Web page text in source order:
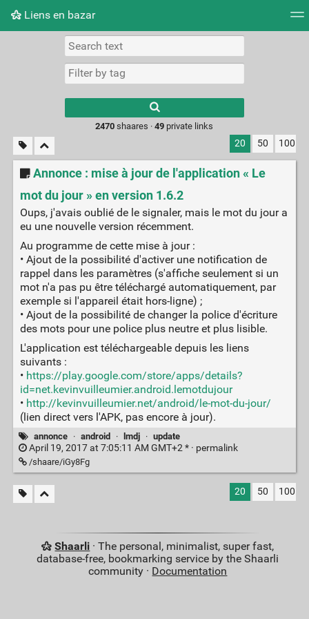
Liens en bazar
Picture wall
2470 shaares ·49 private links
20 50 100
Annonce : mise à jour de l'application « Le
mot du jour » en version 1.6.2
Oups, j'avais oublié de le signaler, mais le mot du jour a
eu une nouvelle version récemment.
Au programme de cette mise à jour :
• Ajout de la possibilité d'activer une notification de
rappel dans les paramètres (s'affiche seulement si un
mot n'a pas pu être téléchargé automatiquement, par
exemple si l'appareil était hors-ligne) ;
• Ajout de la possibilité de changer la police d'écriture
des mots pour une police plus neutre et plus lisible.
L'application est téléchargeable depuis les liens
suivants :
• https://play.google.com/store/apps/details?
id=net.kevinvuilleumier.android.lemotdujour
• http://kevinvuilleumier.net/android/le-mot-du-jour/
(lien direct vers l'APK, pas encore à jour).
annonce · android · lmdj · update
April 19, 2017 at 7:05:11 AM GMT+2 * · permalink
/shaare/iGy8Fg
20 50 100
Shaarli · The personal, minimalist, super fast,
database-free, bookmarking service by the Shaarli
community · Documentation